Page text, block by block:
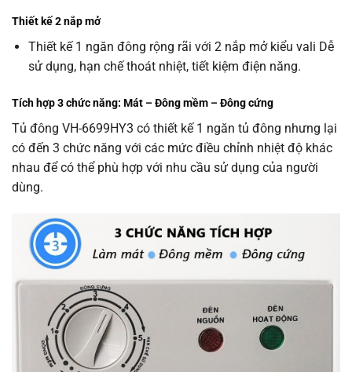
Thiết kế 2 nắp mở
Thiết kế 1 ngăn đông rộng rãi với 2 nắp mở kiểu vali Dễ
sử dụng, hạn chế thoát nhiệt, tiết kiệm điện năng.
Tích hợp 3 chức năng: Mát – Đông mềm – Đông cứng
Tủ đông VH-6699HY3 có thiết kế 1 ngăn tủ đông nhưng lại
có đến 3 chức năng với các mức điều chỉnh nhiệt độ khác
nhau để có thể phù hợp với nhu cầu sử dụng của người
dùng.